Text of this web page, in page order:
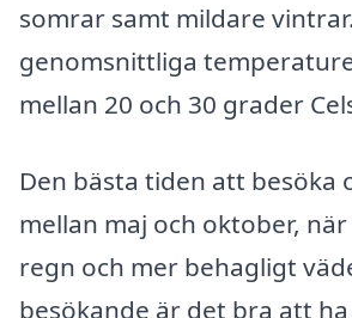
somrar samt mildare
genomsnittliga
mellan 20 och 30 grader
Den bästa tiden att besöka
mellan maj och oktober,
regn och mer behagligt
besökande är det bra att